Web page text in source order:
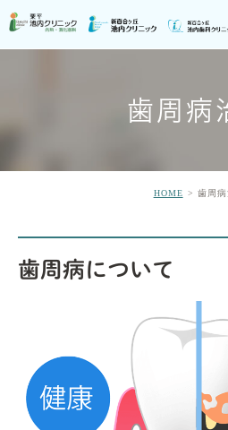
歯周病
HOME 歯周
歯周病について